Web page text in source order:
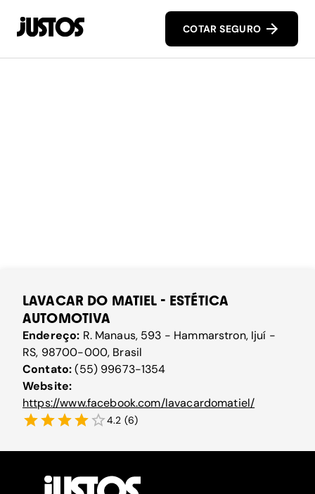
COTAR SEGURO
LAVACAR DO MATIEL - ESTÉTICA
AUTOMOTIVA
Endereço: R. Manaus, 593 - Hammarstron, Ijuí -
RS, 98700-000, Brasil
Contato:(55) 99673-1354
Website:
https://www.facebook.com/lavacardomatiel/
4.2 (6)